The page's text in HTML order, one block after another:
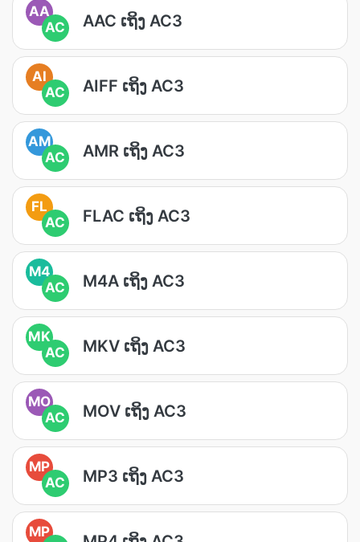
AA
AC
AAC ເຖິງ AC3
AI
AC
AIFF ເຖິງ AC3
AM
AC
AMR ເຖິງ AC3
FL
AC
FLAC ເຖິງ AC3
M4
AC
M4A ເຖິງ AC3
MK
AC
MKV ເຖິງ AC3
MO
AC
MOV ເຖິງ AC3
MP
AC
MP3 ເຖິງ AC3
MP